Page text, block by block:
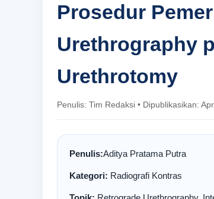
Prosedur
Urethrography
Urethrotomy
Penulis: Tim Redaksi • Dipublikasikan:
Penulis:Aditya Pratama Putra
Kategori: Radiografi Kontras